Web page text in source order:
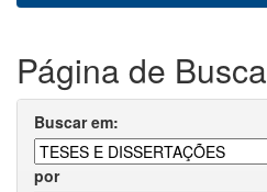
Página de Busca
Buscar em:
por